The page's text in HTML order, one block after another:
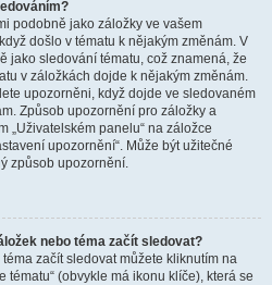
podobně jako záložky ve vašem
došlo v tématu k nějakým změnám. V
jako sledování tématu, což znamená, že
v záložkách dojde k nějakým změnám.
upozorněni, když dojde ve sledovaném
Způsob upozornění pro záložky a
„Uživatelském panelu“ na záložce
upozornění“. Může být užitečné
způsob upozornění.
nebo téma začít sledovat?
začít sledovat můžete kliknutím na
tématu“ (obvykle má ikonu klíče), která se